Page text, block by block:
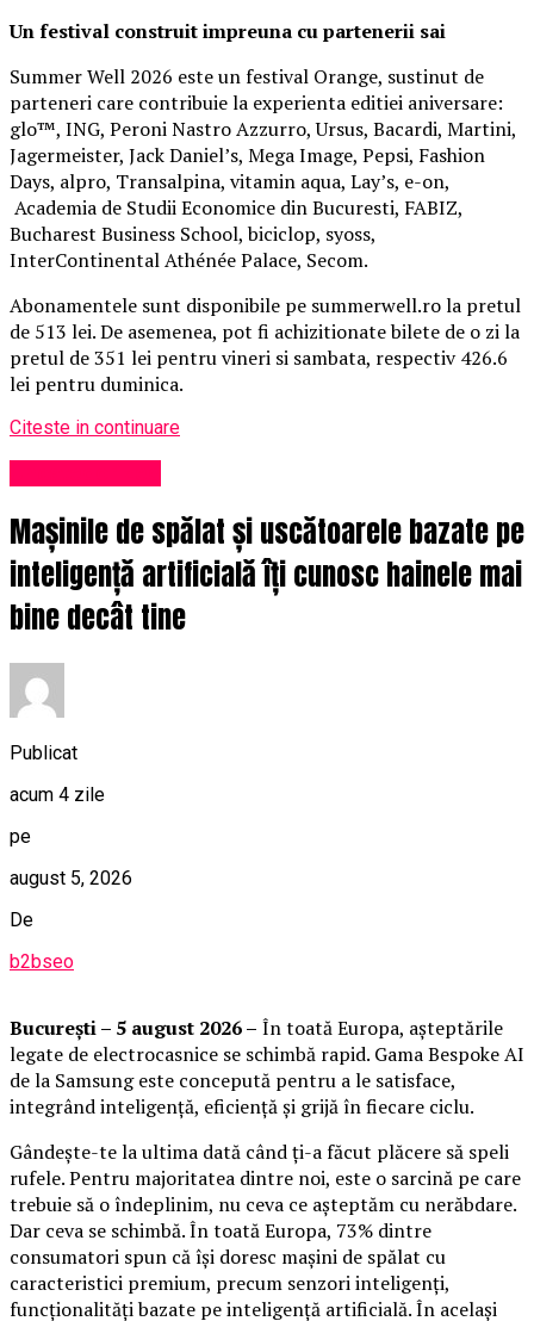
Un festival construitimpreuna cu partenerii sai
Summer Well 2026 este un festival Orange, sustinut de
parteneri care contribuie la experienta editiei aniversare:
glo™, ING, Peroni Nastro Azzurro, Ursus, Bacardi, Martini,
Jagermeister, Jack Daniel’s, Mega Image, Pepsi, Fashion
Days, alpro, Transalpina, vitamin aqua, Lay’s, e-on,
Academia de Studii Economice din Bucuresti, FABIZ,
Bucharest Business School, biciclop, syoss,
InterContinental Athénée Palace, Secom.
Abonamentele sunt disponibile pe summerwell.ro la pretul
de 513 lei. De asemenea, pot fi achizitionate bilete de o zi la
pretul de 351 lei pentru vineri si sambata, respectiv 426.6
lei pentru duminica.
Citeste in continuare
Mașinile de spălat și uscătoarele bazate pe
inteligență artificială îți cunosc hainele mai
bine decât tine
Publicat
acum 4 zile
pe
august 5, 2026
De
b2bseo
București – 5 august 2026 – În toată Europa, așteptările
legate de electrocasnice se schimbă rapid. Gama Bespoke AI
de la Samsung este concepută pentru a le satisface,
integrând inteligență, eficiență și grijă în fiecare ciclu.
Gândește-te la ultima dată când ți-a făcut plăcere să speli
rufele. Pentru majoritatea dintre noi, este o sarcină pe care
trebuie să o îndeplinim, nu ceva ce așteptăm cu nerăbdare.
Dar ceva se schimbă. În toată Europa, 73% dintre
consumatori spun că își doresc mașini de spălat cu
caracteristici premium, precum senzori inteligenți,
funcționalități bazate pe inteligență artificială. În același